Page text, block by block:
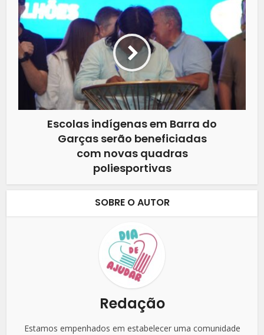
Escolas indígenas em Barra do
Garças serão beneficiadas
com novas quadras
poliesportivas
SOBRE O AUTOR
Redação
Estamos empenhados em estabelecer uma comunidade